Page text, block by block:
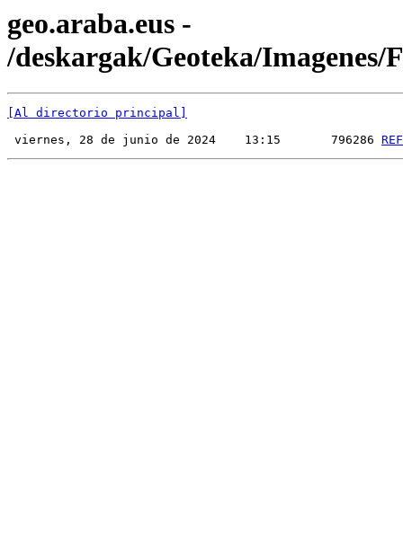
geo.araba.eus -
/deskargak/Geoteka/Imagenes/
[Al directorio principal]
viernes, 28 de junio de 2024    13:15       796286